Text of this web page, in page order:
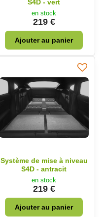
S4D - vert
en stock
219 €
Ajouter au panier
Système de mise à niveau
S4D - antracit
en stock
219 €
Ajouter au panier